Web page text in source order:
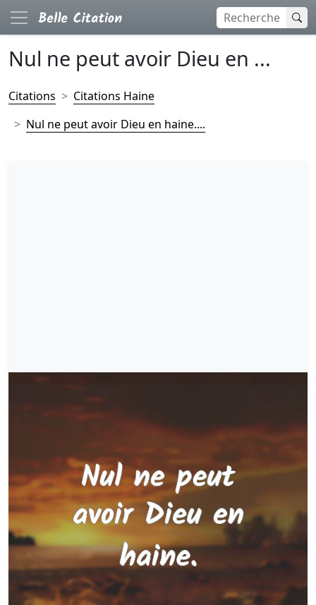
Nul ne peut avoir Dieu en ...
Citations
Citations Haine
Nul ne peut avoir Dieu en haine....